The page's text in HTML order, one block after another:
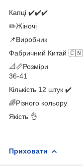
Капці ✔️✔️✔️
✏️Жіночі
📌Виробник
Фабричний Китай 🇨🇳
📐📏Розміри
36-41
Кількість 12 штук ✔️
🌈Різного кольору
Якість 👌
Приховати